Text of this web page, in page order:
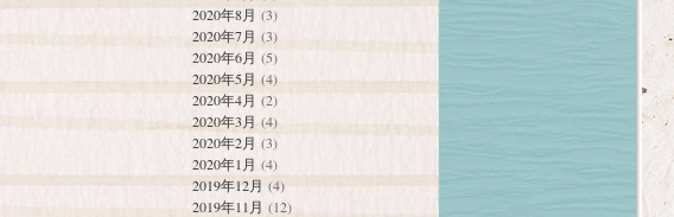
2020年8月 (3)
2020年7月 (3)
2020年6月 (5)
2020年5月 (4)
2020年4月 (2)
2020年3月 (4)
2020年2月 (3)
2020年1月 (4)
2019年12月 (4)
2019年11月 (12)